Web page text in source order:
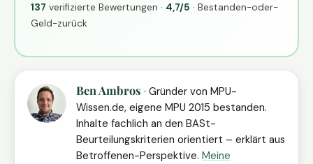
137 verifizierte Bewertungen · 4,7/5 · Bestanden-oder-
Geld-zurück
Ben Ambros · Gründer von MPU-
Wissen.de, eigene MPU 2015 bestanden.
Inhalte fachlich an den BASt-
Beurteilungskriterien orientiert – erklärt aus
Betroffenen-Perspektive. Meine